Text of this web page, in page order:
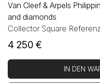
Van Cleef & Arpels
and diamonds
Collector Square
4 250 €
IN DEN